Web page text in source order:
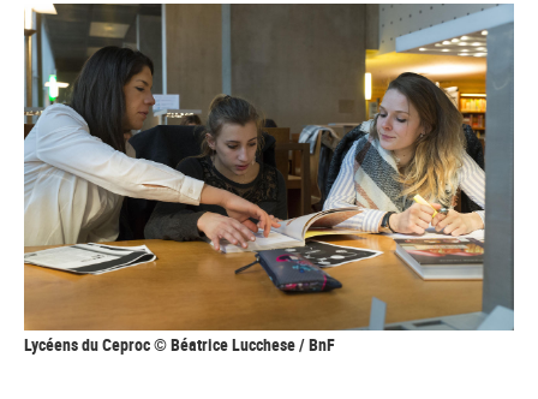
Lycéens du Ceproc © Béatrice Lucchese / BnF